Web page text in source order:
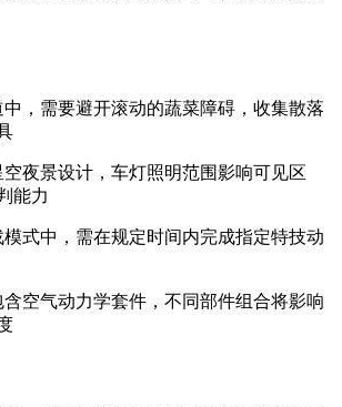
，需要避开滚动的蔬菜障碍，收集散落
夜景设计，车灯照明范围影响可见区
能力
式中，需在规定时间内完成指定特技动
空气动力学套件，不同部件组合将影响